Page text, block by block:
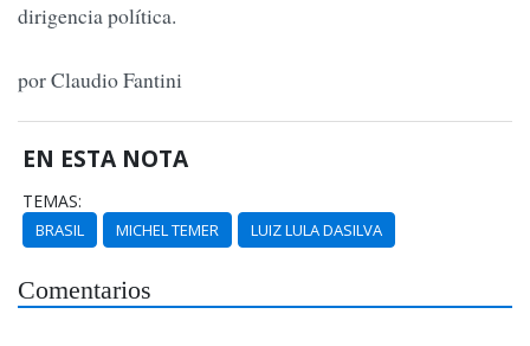
dirigencia política.
por Claudio Fantini
EN ESTA NOTA
TEMAS:
BRASIL MICHEL TEMER LUIZ LULA DASILVA
Comentarios